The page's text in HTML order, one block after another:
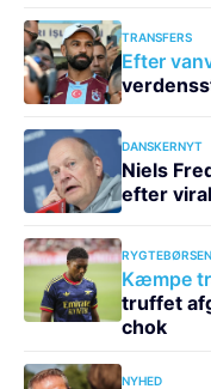
TRANSFERS
Efter
DANSKERNYT
Niels
efter
RYGTEBØRSEN
Kæmpe
truffet
chok
NYHED